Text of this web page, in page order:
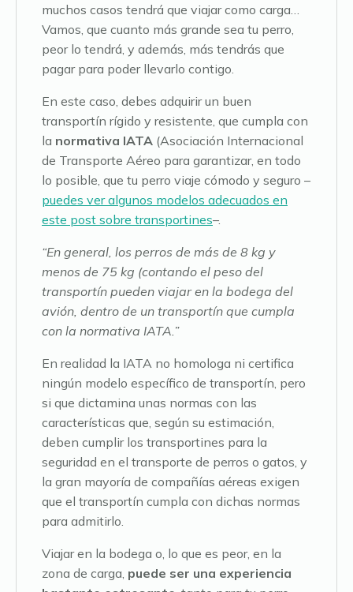
muchos casos tendrá que viajar como carga…
Vamos, que cuanto más grande sea tu perro,
peor lo tendrá, y además, más tendrás que
pagar para poder llevarlo contigo.
En este caso, debes adquirir un buen
transportín rígido y resistente, que cumpla con
la normativa IATA (Asociación Internacional
de Transporte Aéreo para garantizar, en todo
lo posible, que tu perro viaje cómodo y seguro –
puedes ver algunos modelos adecuados en
este post sobre transportines–.
“En general, los perros de más de 8 kg y
menos de 75 kg (contando el peso del
transportín pueden viajar en la bodega del
avión, dentro de un transportín que cumpla
con la normativa IATA.”
En realidad la IATA no homologa ni certifica
ningún modelo específico de transportín, pero
si que dictamina unas normas con las
características que, según su estimación,
deben cumplir los transportines para la
seguridad en el transporte de perros o gatos, y
la gran mayoría de compañías aéreas exigen
que el transportín cumpla con dichas normas
para admitirlo.
Viajar en la bodega o, lo que es peor, en la
zona de carga, puede ser una experiencia